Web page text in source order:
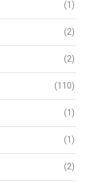
(1)
(2)
(2)
(110)
(1)
(1)
(2)